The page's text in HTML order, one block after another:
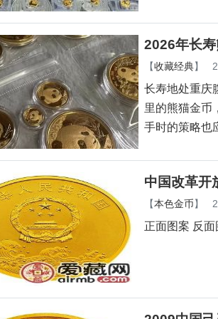
2026年长
【收藏经典】
长寿地处重庆
里的熊猫金币
手时的策略也
中国改革开
【本色金币】
正面图案 反面